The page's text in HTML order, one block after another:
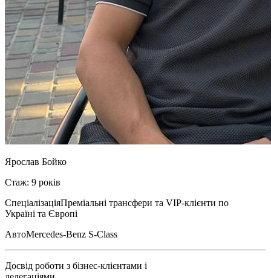
Ярослав Бойко
Стаж: 9 років
СпеціалізаціяПреміальні трансфери та VIP-клієнти по
Україні та Європі
АвтоMercedes-Benz S-Class
Досвід роботи з бізнес-клієнтами і